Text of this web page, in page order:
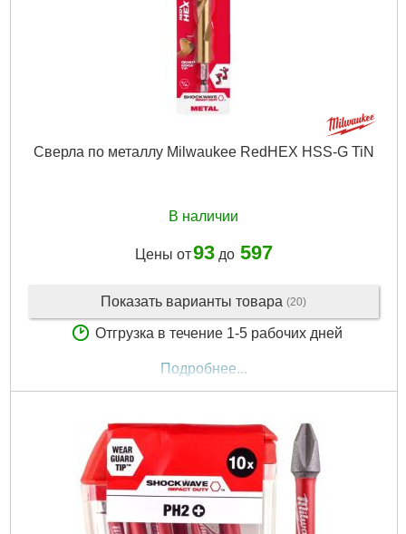
Сверла по металлу Milwaukee RedHEX HSS-G TiN
В наличии
Цены от93до 597
Показать варианты товара (20)
Отгрузка в течение 1-5 рабочих дней
Подробнее...